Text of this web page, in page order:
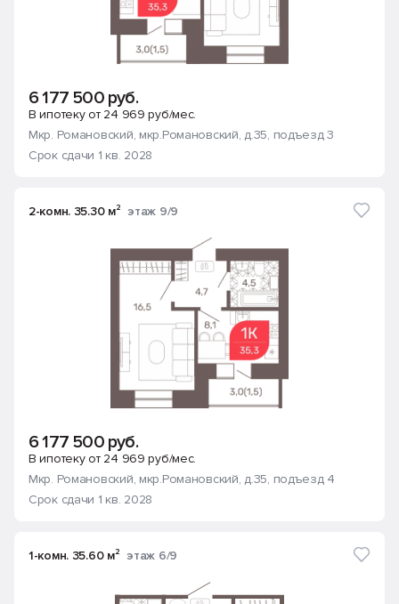
6 177 500 руб.
В ипотеку от 24 969 руб/мес.
Мкр. Романовский, мкр.Романовский, д.35, подъезд 3
Срок сдачи 1 кв. 2028
2-комн. 35.30 м² этаж 9/9
6 177 500 руб.
В ипотеку от 24 969 руб/мес.
Мкр. Романовский, мкр.Романовский, д.35, подъезд 4
Срок сдачи 1 кв. 2028
1-комн. 35.60 м² этаж 6/9